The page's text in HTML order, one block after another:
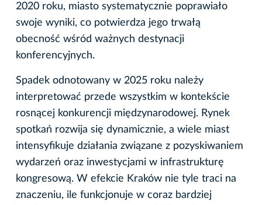
2020 roku, miasto systematycznie poprawiało
swoje wyniki, co potwierdza jego trwałą
obecność wśród ważnych destynacji
konferencyjnych.
Spadek odnotowany w 2025 roku należy
interpretować przede wszystkim w kontekście
rosnącej konkurencji międzynarodowej. Rynek
spotkań rozwija się dynamicznie, a wiele miast
intensyfikuje działania związane z pozyskiwaniem
wydarzeń oraz inwestycjami w infrastrukturę
kongresową. W efekcie Kraków nie tyle traci na
znaczeniu, ile funkcjonuje w coraz bardziej